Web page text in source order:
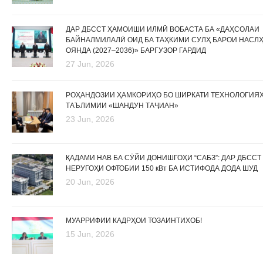
ДАР ДБССТ ҲАМОИШИ ИЛМӢ ВОБАСТА БА «ДАҲСОЛАИ
БАЙНАЛМИЛАЛӢ ОИД БА ТАҲКИМИ СУЛҲ БАРОИ
ОЯНДА (2027–2036)» БАРГУЗОР ГАРДИД
27 Jun, 2026
РОҲАНДОЗИИ ҲАМКОРИҲО БО ШИРКАТИ
ТАЪЛИМИИ «ШАНДУН ТАҶИАН»
23 Jun, 2026
ҚАДАМИ НАВ БА СӮЙИ ДОНИШГОҲИ “САБЗ”: ДАР ДБССТ
НЕРУГОҲИ ОФТОБИИ 150 кВт БА ИСТИФОДА ДОДА ШУД
20 Jun, 2026
МУАРРИФИИ КАДРҲОИ ТОЗАИНТИХОБ!
15 Jun, 2026